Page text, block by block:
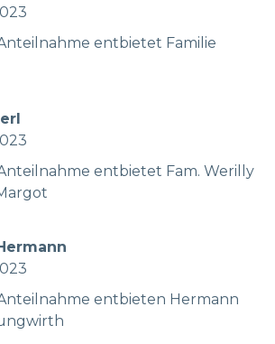
entbietet Familie
entbietet Fam. Werilly
entbieten Hermann